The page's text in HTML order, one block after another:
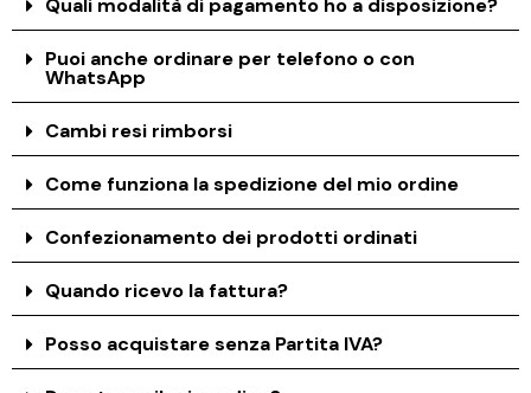
Quali modalità di pagamento ho a disposizione?
Puoi anche ordinare per telefono o con
WhatsApp
Cambi resi rimborsi
Come funziona la spedizione del mio ordine
Confezionamento dei prodotti ordinati
Quando ricevo la fattura?
Posso acquistare senza Partita IVA?